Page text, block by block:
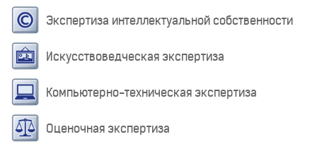
Экспертиза интеллектуальной собственности
Искусствоведческая экспертиза
Компьютерно-техническая экспертиза
Оценочная экспертиза